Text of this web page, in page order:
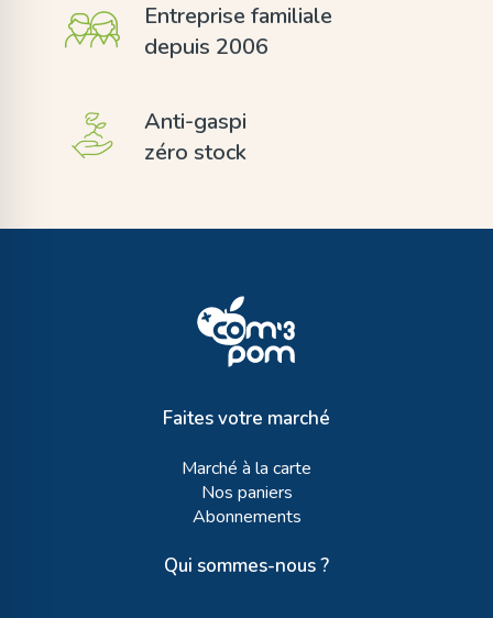
Entreprise familiale
depuis 2006
Anti-gaspi
zéro stock
Faites votre marché
Marché à la carte
Nos paniers
Abonnements
Qui sommes-nous ?